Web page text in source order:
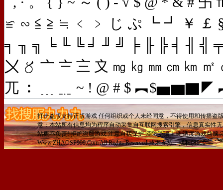
≌ ∽ ≦ ≧ ≒ ﹤ ﹥ じ ぷ ┗ ┛ ￥
╕ ╖ ╗ ╘ ╙ ╚ ╛ ╜ ╝ ╞ ╟ ╠ ╡ ╢ ╣ ╤
〤 〥 〦 〧 〨 〩 ㎎ ㎏ ㎜ ㎝ ㎞
兀 ︰ ﹍ ﹎ ~ ! @ # $
打击盗版支持正版游戏 任何组织或个人未经同意，不得使用和传播盗
意：本站所有信息均为程序自动采集自互联网搜索引擎，信息真实性
站概不负责! 拒绝盗版游戏 注意自我保护 谨防受骗上当 适度游戏益脑
Www.ZHAOSF999.Com All Rights Reserved 技术支持：找私服999